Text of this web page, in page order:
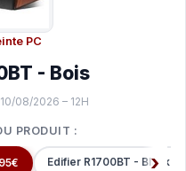
PC
- Bois
08/2026 – 12H
PRODUIT :
Edifier R1700BT - Black